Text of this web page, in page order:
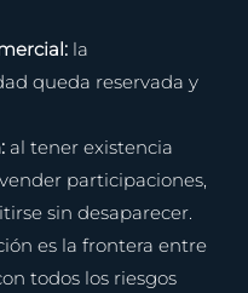
la
queda reservada y
al tener existencia
participaciones,
sin desaparecer.
es la frontera entre
todos los riesgos